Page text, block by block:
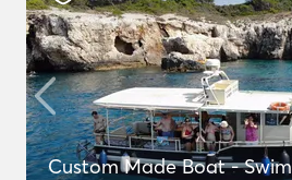
Custom Made Boat -